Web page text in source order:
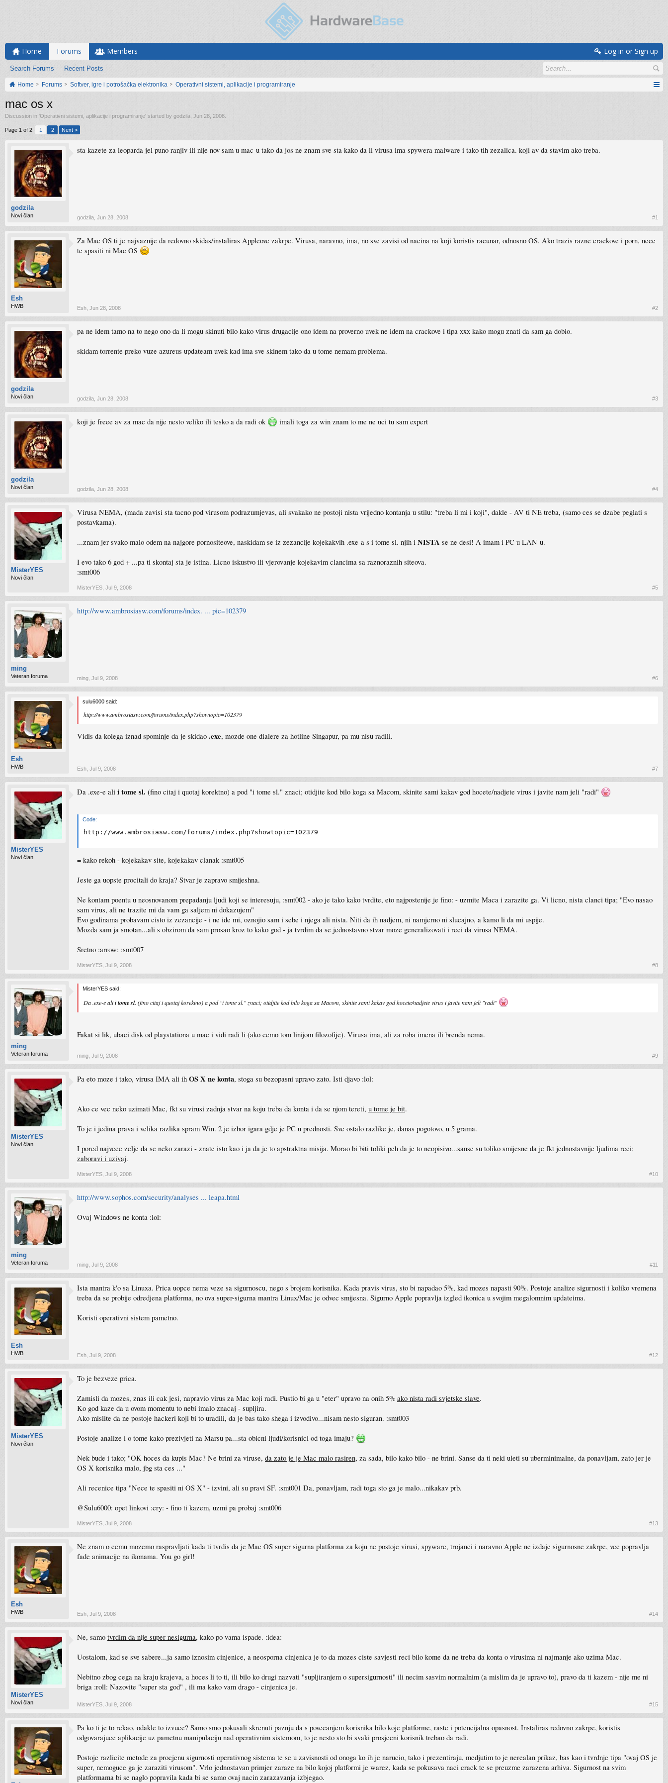
Home Forums
Search Forums Recent Posts
Members Log in or Sign up
Home Forums Softver, igre i potrošačka elektronika Operativni sistemi, aplikacije i programiranje
mac os x
Discussion in 'Operativni sistemi, aplikacije i programiranje' started by godzila Jun 28, 2008
Page 1 of 2 1 2 Next >
godzila
Novi član
sta kazete za leoparda jel puno ranjiv ili nije nov sam u mac-u tako da jos ne znam sve sta kako da li virusa ima spywera malware i tako tih zezalica. koji av da stavim ako treba.
godzila Jun 28, 2008 #1
Esh
HWB
Za Mac OS ti je najvaznije da redovno skidas/instaliras Appleove zakrpe. Virusa, naravno, ima, no sve zavisi od nacina na koji koristis racunar, odnosno OS. Ako trazis razne crackove i porn, nece
te spasiti ni Mac OS
Esh Jun 28, 2008 #2
godzila
Novi član
pa ne idem tamo na to nego ono da li mogu skinuti bilo kako virus drugacije ono idem na proverno uvek ne idem na crackove i tipa xxx kako mogu znati da sam ga dobio.
skidam torrente preko vuze azureus updateam uvek kad ima sve skinem tako da u tome nemam problema.
godzila Jun 28, 2008 #3
godzila
Novi član
koji je freee av za mac da nije nesto veliko ili tesko a da radi ok imali toga za win znam to me ne uci tu sam expert
godzila Jun 28, 2008 #4
MisterYES
Novi član
Virusa NEMA, (mada zavisi sta tacno pod virusom podrazumjevas, ali svakako ne postoji nista vrijedno kontanja u stilu: "treba li mi i koji", dakle - AV ti NE treba, (samo ces se dzabe peglati s
postavkama).
...znam jer svako malo odem na najgore pornositeove, naskidam se iz zezancije kojekakvih .exe-a s i tome sl. njih i NISTA se ne desi! A imam i PC u LAN-u.
I evo tako 6 god + ...pa ti skontaj sta je istina. Licno iskustvo ili vjerovanje kojekavim clancima sa raznoraznih siteova.
:smt006
MisterYES Jul 9, 2008 #5
ming
Veteran foruma
http://www.ambrosiasw.com/forums/index. ... pic=102379
ming Jul 9, 2008 #6
Esh
HWB
sulu6000 said:
http://www.ambrosiasw.com/forums/index.php?showtopic=102379
Vidis da kolega iznad spominje da je skidao .exe, mozde one dialere za hotline Singapur, pa mu nisu radili.
Esh Jul 9, 2008 #7
MisterYES
Novi član
Da .exe-e ali i tome sl. (fino citaj i quotaj korektno) a pod "i tome sl." znaci; otidjite kod bilo koga sa Macom, skinite sami kakav god hocete/nadjete virus i javite nam jeli "radi"
Code:
http://www.ambrosiasw.com/forums/index.php?showtopic=102379
= kako rekoh - kojekakav site, kojekakav clanak :smt005
Jeste ga uopste procitali do kraja? Stvar je zapravo smijeshna.
Ne kontam poentu u neosnovanom prepadanju ljudi koji se interesuju, :smt002 - ako je tako kako tvrdite, eto najpostenije je fino: - uzmite Maca i zarazite ga. Vi licno, nista clanci tipa; "Evo nasao
sam virus, ali ne trazite mi da vam ga saljem ni dokazujem"
Evo godinama probavam cisto iz zezancije - i ne ide mi, oznojio sam i sebe i njega ali nista. Niti da ih nadjem, ni namjerno ni slucajno, a kamo li da mi uspije.
Mozda sam ja smotan...ali s obzirom da sam prosao kroz to kako god - ja tvrdim da se jednostavno stvar moze generalizovati i reci da virusa NEMA.
Sretno :arrow: :smt007
MisterYES Jul 9, 2008 #8
ming
Veteran foruma
MisterYES said:
Da .exe-e alii tome sl. (fino citaj i quotaj korektno) a pod "i tome sl." znaci; otidjite kod bilo koga sa Macom, skinite sami kakav god hocete/nadjete virus i javite nam jeli "radi"
Fakat si lik, ubaci disk od playstationa u mac i vidi radi li (ako cemo tom linijom filozofije). Virusa ima, ali za roba imena ili brenda nema.
ming Jul 9, 2008 #9
MisterYES
Novi član
Pa eto moze i tako, virusa IMA ali ih OS X ne konta, stoga su bezopasni upravo zato. Isti djavo :lol:
Ako ce vec neko uzimati Mac, fkt su virusi zadnja stvar na koju treba da konta i da se njom tereti, u tome je bit.
To je i jedina prava i velika razlika spram Win. 2 je izbor igara gdje je PC u prednosti. Sve ostalo razlike je, danas pogotovo, u 5 grama.
I pored najvece zelje da se neko zarazi - znate isto kao i ja da je to apstraktna misija. Morao bi biti toliki peh da je to neopisivo...sanse su toliko smijesne da je fkt jednostavnije ljudima reci;
zaboravi i uzivaj.
MisterYES Jul 9, 2008 #10
ming
Veteran foruma
http://www.sophos.com/security/analyses ... leapa.html
Ovaj Windows ne konta :lol:
ming Jul 9, 2008 #11
Esh
HWB
Ista mantra k'o sa Linuxa. Prica uopce nema veze sa sigurnoscu, nego s brojem korisnika. Kada pravis virus, sto bi napadao 5%, kad mozes napasti 90%. Postoje analize sigurnosti i koliko vremena
treba da se probije odredjena platforma, no ova super-sigurna mantra Linux/Mac je odvec smijesna. Sigurno Apple popravlja izgled ikonica u svojim megalomnim updateima.
Koristi operativni sistem pametno.
Esh Jul 9, 2008 #12
MisterYES
Novi član
To je bezveze prica.
Zamisli da mozes, znas ili cak jesi, napravio virus za Mac koji radi. Pustio bi ga u "eter" upravo na onih 5% ako nista radi svjetske slave.
Ko god kaze da u ovom momentu to nebi imalo znacaj - supljira.
Ako mislite da ne postoje hackeri koji bi to uradili, da je bas tako shega i izvodivo...nisam nesto siguran. :smt003
Postoje analize i o tome kako prezivjeti na Marsu pa...sta obicni ljudi/korisnici od toga imaju?
Nek bude i tako; "OK hoces da kupis Mac? Ne brini za viruse, da zato je je Mac malo rasiren, za sada, bilo kako bilo - ne brini. Sanse da ti neki uleti su uberminimalne, da ponavljam, zato jer je
OS X korisnika malo, jbg sta ces ..."
Ali recenice tipa "Nece te spasiti ni OS X" - izvini, ali su pravi SF. :smt001 Da, ponavljam, radi toga sto ga je malo...nikakav prb.
@Sulu6000: opet linkovi :cry: - fino ti kazem, uzmi pa probaj :smt006
MisterYES Jul 9, 2008 #13
Esh
HWB
Ne znam o cemu mozemo raspravljati kada ti tvrdis da je Mac OS super sigurna platforma za koju ne postoje virusi, spyware, trojanci i naravno Apple ne izdaje sigurnosne zakrpe, vec popravlja
fade animacije na ikonama. You go girl!
Esh Jul 9, 2008 #14
MisterYES
Novi član
Ne, samo tvrdim da nije super nesigurna, kako po vama ispade. :idea:
Uostalom, kad se sve sabere...ja samo iznosim cinjenice, a neosporna cinjenica je to da mozes ciste savjesti reci bilo kome da ne treba da konta o virusima ni najmanje ako uzima Mac.
Nebitno zbog cega na kraju krajeva, a hoces li to ti, ili bilo ko drugi nazvati "supljiranjem o supersigurnosti" ili necim sasvim normalnim (a mislim da je upravo to), pravo da ti kazem - nije me ni
briga :roll: Nazovite "super sta god" , ili ma kako vam drago - cinjenica je.
MisterYES Jul 9, 2008 #15
Pa ko ti je to rekao, odakle to izvuce? Samo smo pokusali skrenuti paznju da s povecanjem korisnika bilo koje platforme, raste i potencijalna opasnost. Instaliras redovno zakrpe, koristis
odgovarajuce aplikacije uz pametnu manipulaciju nad operativnim sistemom, to je nesto sto bi svaki prosjecni korisnik trebao da radi.
Postoje razlicite metode za procjenu sigurnosti operativnog sistema te se u zavisnosti od onoga ko ih je narucio, tako i prezentiraju, medjutim to je nerealan prikaz, bas kao i tvrdnje tipa "ovaj OS je
super, nemoguce ga je zaraziti virusom". Vrlo jednostavan primjer zaraze na bilo kojoj platformi je warez, kada se pokusava naci crack te se preuzme zarazena arhiva. Sigurnost na svim
platformama bi se naglo popravila kada bi se samo ovaj nacin zarazavanja izbjegao.